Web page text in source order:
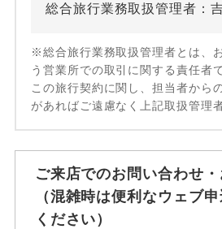
総合旅行業務取扱管理者：
※総合旅行業務取扱管理者とは、
う営業所での取引に関する責任者で
この旅行契約に関し、担当者から
があればご遠慮なく上記取扱管理
ご来店でのお問い合わせ
（混雑時は便利なウェブ
ください）